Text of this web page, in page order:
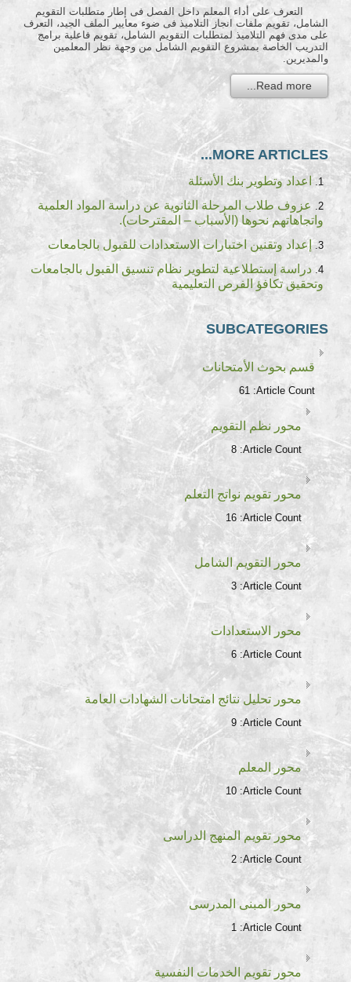
التعرف على أداء المعلم داخل الفصل فى إطار متطلبات التقويم
الشامل، تقويم ملفات انجاز التلاميذ فى ضوء معايير الملف الجيد، التعرف
على مدى فهم التلاميذ لمتطلبات التقويم الشامل، تقويم فاعلية برامج
التدريب الخاصة بمشروع التقويم الشامل من وجهة نظر المعلمين
والمديرين.
Read more...
MORE ARTICLES...
اعداد وتطوير بنك الأسئلة
عزوف طلاب المرحلة الثانوية عن دراسة المواد العلمية
واتجاهاتهم نحوها (الأسباب – المقترحات).
إعداد وتقنين اختبارات الاستعدادات للقبول بالجامعات
دراسة إستطلاعية لتطوير نظام تنسيق القبول بالجامعات
وتحقيق تكافؤ الفرص التعليمية
SUBCATEGORIES
قسم بحوث الأمتحانات
Article Count:
61
محور نظم التقويم
Article Count:
8
محور تقويم نواتج التعلم
Article Count:
16
محور التقويم الشامل
Article Count:
3
محور الاستعدادات
Article Count:
6
محور تحليل نتائج امتحانات الشهادات العامة
Article Count:
9
محور المعلم
Article Count:
10
محور تقويم المنهج الدراسى
Article Count:
2
محور المبنى المدرسى
Article Count:
1
محور تقويم الخدمات النفسية